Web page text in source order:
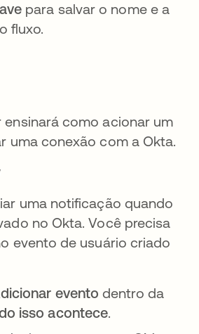
para salvar o nome e a
fluxo.
ensinará como acionar um
uma conexão com a Okta.
uma notificação quando
no Okta. Você precisa
evento de usuário criado
evento dentro da
isso acontece.